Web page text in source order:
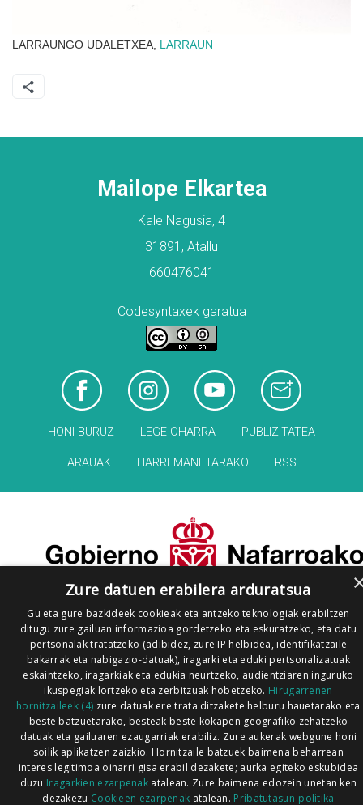
LARRAUNGO UDALETXEA, LARRAUN
Mailope Elkartea
Kale Nagusia, 4
31891, Atallu
660476041
Codesyntaxek garatua
HONI BURUZ LEGE OHARRA PUBLIZITATEA
ARAUAK HARREMANETARAKO RSS
Zure datuen erabilera arduratsua
Gu eta gure bazkideek cookieak eta antzeko teknologiak erabiltzen
ditugu zure gailuan informazioa gordetzeko eta eskuratzeko, eta datu
pertsonalak tratatzeko (adibidez, zure IP helbidea, identifikatzaile
bakarrak eta nabigazio-datuak), iragarki eta eduki pertsonalizatuak
eskaintzeko, iragarkiak eta edukia neurtzeko, audientziaren inguruko
ikuspegiak lortzeko eta zerbitzuak hobetzeko. Hirugarrenen
hornitzaileek (4) zure datuak ere trata ditzakete helburu hauetarako eta
beste batzuetarako, besteak beste kokapen geografiko zehatzeko
datuak eta gailuaren ezaugarriak erabiliz. Zure aukerak webgune honi
soilik aplikatzen zaizkio. Hornitzaile batzuek baimena beharrean
interes legitimoa oinarri gisa erabil dezakete; aurka egiteko eskubidea
duzu Iragarkien ezarpenak atalean. Zure baimena edozein unetan ken
dezakezu Cookieen ezarpenak atalean. Pribatutasun-politika